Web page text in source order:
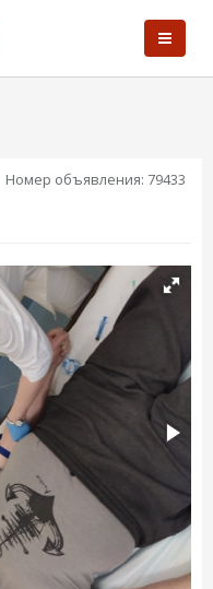
Номер объявления: 79433